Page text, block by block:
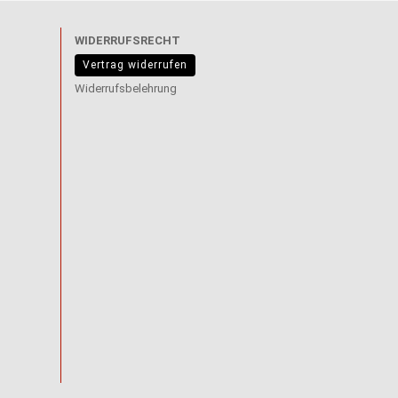
WIDERRUFSRECHT
Vertrag widerrufen
Widerrufsbelehrung